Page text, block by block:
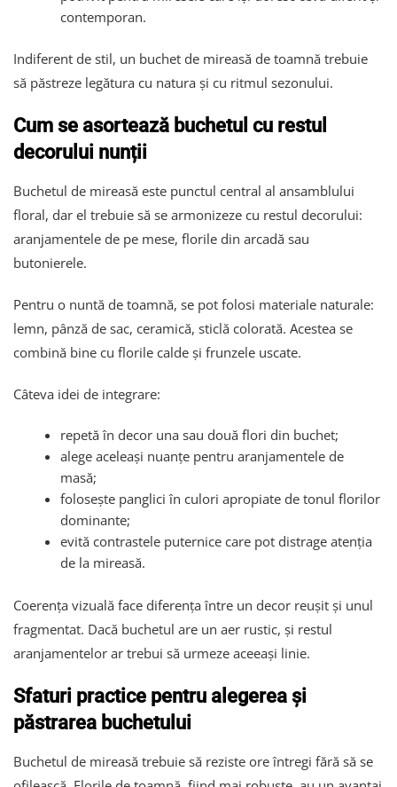
contemporan.
Indiferent de stil, un buchet de mireasă de toamnă trebuie
să păstreze legătura cu natura și cu ritmul sezonului.
Cum se asortează buchetul cu restul
decorului nunții
Buchetul de mireasă este punctul central al ansamblului
floral, dar el trebuie să se armonizeze cu restul decorului:
aranjamentele de pe mese, florile din arcadă sau
butonierele.
Pentru o nuntă de toamnă, se pot folosi materiale naturale:
lemn, pânză de sac, ceramică, sticlă colorată. Acestea se
combină bine cu florile calde și frunzele uscate.
Câteva idei de integrare:
repetă în decor una sau două flori din buchet;
alege aceleași nuanțe pentru aranjamentele de
masă;
folosește panglici în culori apropiate de tonul florilor
dominante;
evită contrastele puternice care pot distrage atenția
de la mireasă.
Coerența vizuală face diferența între un decor reușit și unul
fragmentat. Dacă buchetul are un aer rustic, și restul
aranjamentelor ar trebui să urmeze aceeași linie.
Sfaturi practice pentru alegerea și
păstrarea buchetului
Buchetul de mireasă trebuie să reziste ore întregi fără să se